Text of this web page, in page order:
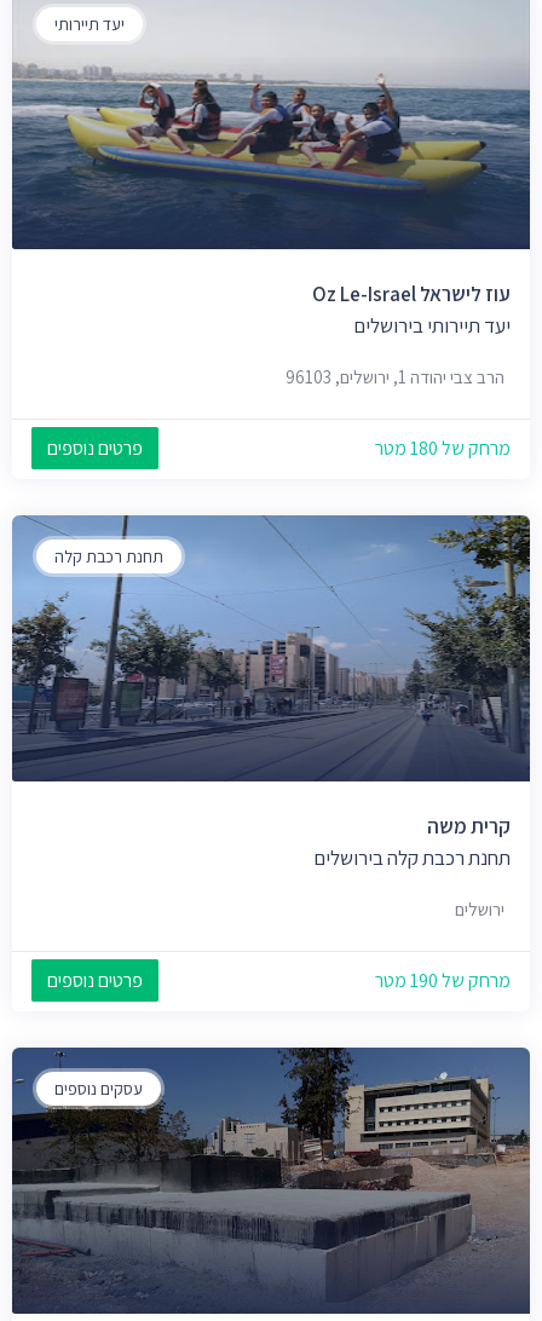
יעד תיירותי
עוז לישראל Oz Le-Israel
יעד תיירותי בירושלים
הרב צבי יהודה 1, ירושלים, 96103
מרחק של 180 מטר פרטים נוספים
תחנת רכבת קלה
קרית משה
תחנת רכבת קלה בירושלים
ירושלים
מרחק של 190 מטר פרטים נוספים
עסקים נוספים